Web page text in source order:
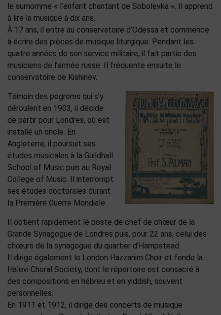
le surnomme « l’enfant chantant de Sobolevka ». Il apprend
à lire la musique à dix ans.
À 17 ans, il entre au conservatoire d’Odessa et commence
à écrire des pièces de musique liturgique. Pendant les
quatre années de son service militaire, il fait partie des
musiciens de l’armée russe. Il fréquente ensuite le
conservatoire de Kishinev.
Témoin des pogroms qui s’y
déroulent en 1903, il décide
de partir pour Londres, où est
installé un oncle. En
Angleterre, il poursuit ses
études musicales à la Guildhall
School of Music puis au Royal
College of Music. Il interrompt
ses études doctorales durant
la Première Guerre Mondiale.
Il obtient rapidement le poste de chef de chœur de la
Grande Synagogue de Londres puis, pour 22 ans, celui des
chœurs de la synagogue du quartier d’Hampstead.
Il dirige également le London Hazzanim Choir et fonde la
Halevi Choral Society, dont le répertoire est consacré à
des compositions en hébreu et en yiddish, souvent
personnelles.
En 1911 et 1912, il dirige des concerts de musique